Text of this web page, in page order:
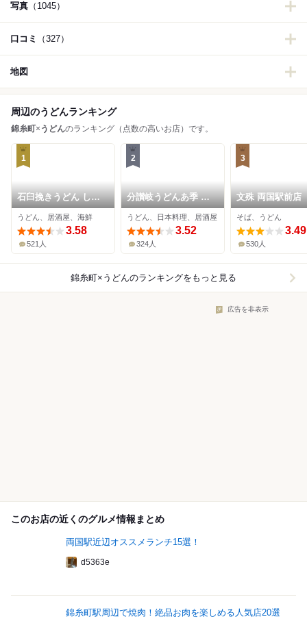
写真 （1045）
口コミ （327）
地図
周辺のうどんランキング
錦糸町× うどんのランキング（点数の高いお店）です。
1
石臼挽きうどん しゅ
はり
うどん、居酒屋、海鮮
3.58
521人
2
分讃岐うどんあ季 時
譚
うどん、日本料理、居酒屋
3.52
324人
3
文殊 両国駅前店
そば、うどん
3.49
530人
錦糸町×うどんのランキングをもっと見る
広告を非表示
このお店の近くのグルメ情報まとめ
両国駅近辺オススメランチ15選！
d5363e
錦糸町駅周辺で焼肉！絶品お肉を楽しめる人気店20選